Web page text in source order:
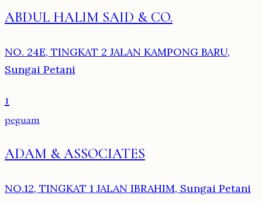
ABDUL HALIM SAID & CO.
NO. 24E, TINGKAT 2 JALAN KAMPONG BARU,
Sungai Petani
1
peguam
ADAM & ASSOCIATES
NO.12, TINGKAT 1 JALAN IBRAHIM, Sungai Petani